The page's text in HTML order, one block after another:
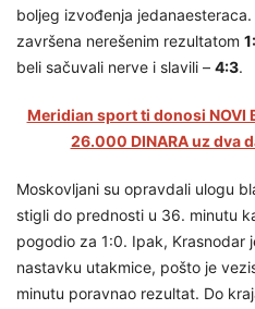
boljeg izvođenja
završena nerešenim rezultatom
beli sačuvali nerve i slavili – 4:3.
Meridian sport ti donosi NOVI
26.000 DINARA uz dva
Moskovljani su opravdali ulogu
stigli do prednosti u 36. minutu
pogodio za 1:0. Ipak, Krasnodar
nastavku utakmice, pošto je
minutu poravnao rezultat. Do